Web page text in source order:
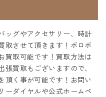
ッグやアクセサリー、時計
取させて頂きます！ボロボ
買取可能です！買取方法は
買取もございますので、
頂く事が可能です！お問い
ーダイヤルや公式ホームペ